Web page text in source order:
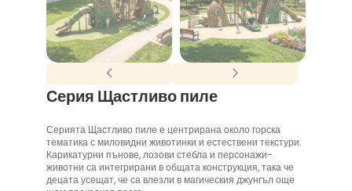
Серия Щастливо пиле
Серията Щастливо пиле е центрирана около горска
тематика с миловидни животинки и естествени текстури.
Карикатурни пънове, лозови стебла и персонажи-
животни са интегрирани в общата конструкция, така че
децата усещат, че са влезли в магическия джунгъл още